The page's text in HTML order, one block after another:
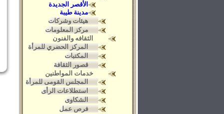
الأقصر الجديدة
مدينة طيبة
هيئات وشركات
مركز المعلومات
الثقافه والفنون
المركز الحضري للمرأة
المكتبات
قصور الثقافة
خدمات المواطنين
المجلس القومى للمرأة
استطلاعات الرأى
الشكاوى
فرص عمل